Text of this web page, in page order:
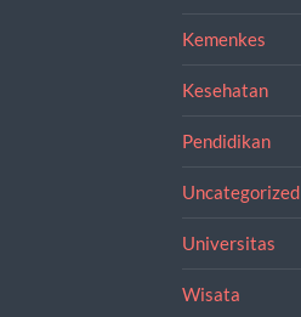
Kemenkes
Kesehatan
Pendidikan
Uncategorized
Universitas
Wisata